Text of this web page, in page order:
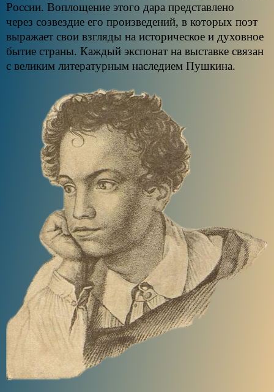
России. Воплощение этого дара представлено
через созвездие его произведений, в которых поэт
выражает свои взгляды на историческое и духовное
бытие страны. Каждый экспонат на выставке связан
с великим литературным наследием Пушкина.